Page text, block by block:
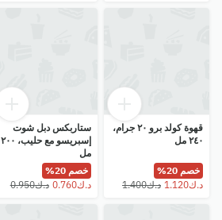
قهوة كولد برو ٢٠ جرام،
٢٤٠ مل
خصم 20%
ستاربكس دبل شوت
إسبريسو مع حليب، ٢٠٠
مل
خصم 20%
⁦د.ك0.760⁩
⁦د.ك0.950⁩